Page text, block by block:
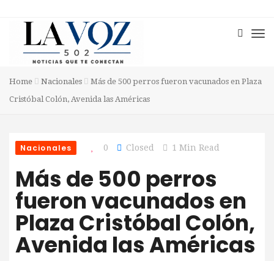
Home Nacionales
Más de 500 perros fueron vacunados en Plaza
Cristóbal Colón, Avenida las Américas
Nacionales 0 Closed 1 Min Read
Más de 500 perros
fueron vacunados en
Plaza Cristóbal Colón,
Avenida las Américas